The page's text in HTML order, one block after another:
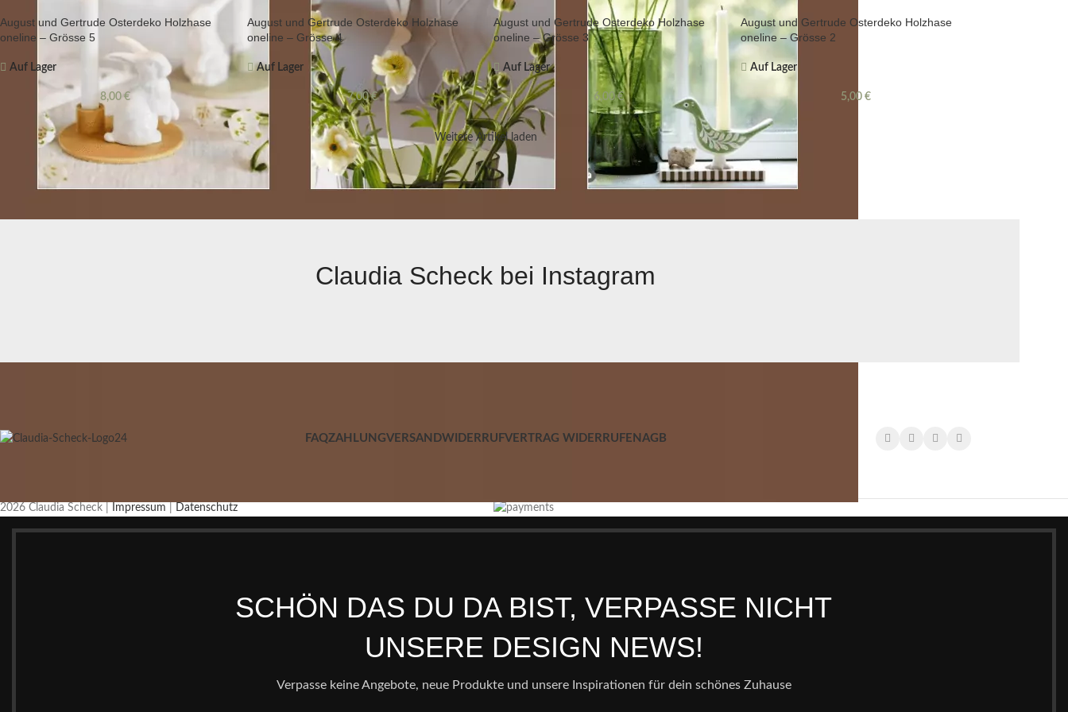
August und Gertrude Osterdeko Holzhase
oneline – Grösse 5
Auf Lager
8,00€
August und Gertrude Osterdeko Holzhase
oneline – Grösse 4
Auf Lager
7,00€
August und Gertrude Osterdeko Holzhase
oneline – Grösse 3
Auf Lager
6,00€
August und Gertrude Osterdeko Holzhase
oneline – Grösse 2
Auf Lager
5,00 €
Weitere Artikel laden
Claudia Scheck bei Instagram
FAQZAHLUNGVERSANDWIDERRUFVERTRAG WIDERRUFEN AGB
2026 Claudia Scheck | Impressum Datenschutz
SCHÖN DAS DU DA BIST, VERPASSE NICHT
UNSERE DESIGN NEWS!
Verpasse keine Angebote, neue Produkte und unsere Inspirationen für dein schönes Zuhause